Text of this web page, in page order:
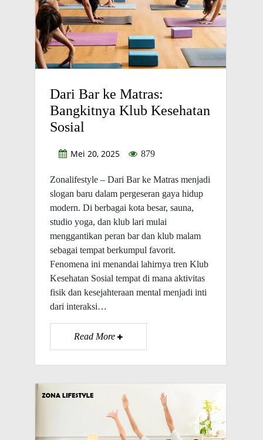
Dari Bar ke Matras:
Bangkitnya Klub Kesehatan
Sosial
Mei 20, 2025 879
Zonalifestyle – Dari Bar ke Matras menjadi
slogan baru dalam pergeseran gaya hidup
modern. Di berbagai kota besar, sauna,
studio yoga, dan klub lari mulai
menggantikan peran bar dan klub malam
sebagai tempat berkumpul favorit.
Fenomena ini menandai lahirnya tren Klub
Kesehatan Sosial tempat di mana aktivitas
fisik dan kesejahteraan mental menjadi inti
dari interaksi…
Read More